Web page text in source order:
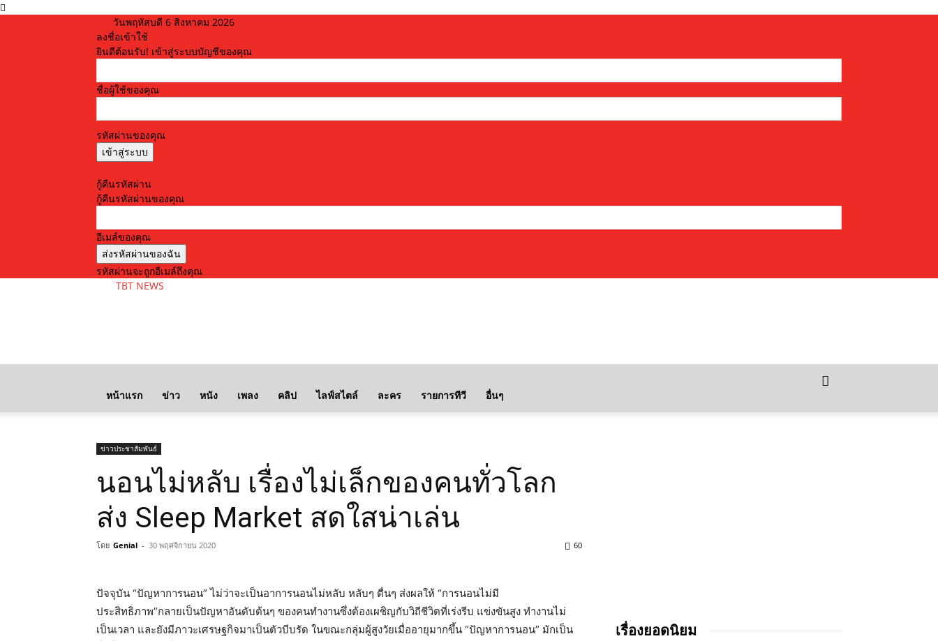
วันพฤหัสบดี 6 สิงหาคม 2026
ลงชื่อเข้าใช้
ยินดีต้อนรับ! เข้าสู่ระบบบัญชีของคุณ
ชื่อผู้ใช้ของคุณ
รหัสผ่านของคุณ
กู้คืนรหัสผ่าน
กู้คืนรหัสผ่านของคุณ
อีเมล์ของคุณ
รหัสผ่านจะถูกอีเมล์ถึงคุณ
TBT NEWS
หน้าแรก ข่าว หนัง เพลง คลิป ไลฟ์สไตล์ ละคร รายการทีวี อื่นๆ
ข่าวประชาสัมพันธ์
นอนไม่หลับ เรื่องไม่เล็กของคนทั่วโลก
ส่ง Sleep Market สดใสน่าเล่น
โดย Genial - 30 พฤศจิกายน 2020 60
ปัจจุบัน “ปัญหาการนอน” ไม่ว่าจะเป็นอาการนอนไม่หลับ หลับๆ ตื่นๆ ส่งผลให้ “การนอนไม่มี
ประสิทธิภาพ”กลายเป็นปัญหาอันดับต้นๆ ของคนทำงานซึ่งต้องเผชิญกับวิถีชีวิตที่เร่งรีบ แข่งขันสูง ทำงานไม่
เป็นเวลา และยังมีภาวะเศรษฐกิจมาเป็นตัวบีบรัด ในขณะกลุ่มผู้สูงวัยเมื่ออายุมากขึ้น “ปัญหาการนอน” มักเป็น
เรื่องยอดนิยม